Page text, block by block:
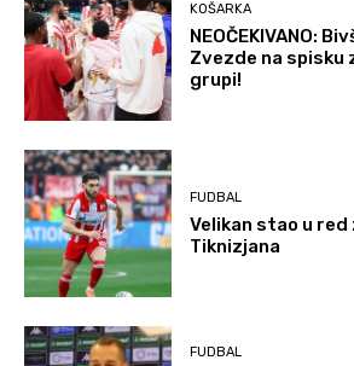
KOŠARKA
NEOČEKIVANO:
Zvezde na spisku
grupi!
FUDBAL
Velikan stao u
Tiknizjana
FUDBAL